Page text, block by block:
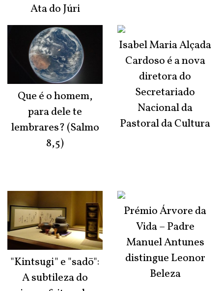
Ata do Júri
Que é o homem,
para dele te
lembrares? (Salmo
8,5)
"Kintsugi" e "sadō":
A subtileza do
Isabel Maria Alçada
Cardoso é a nova
diretora do
Secretariado
Nacional da
Pastoral da Cultura
Prémio Árvore da
Vida – Padre
Manuel Antunes
distingue Leonor
Beleza